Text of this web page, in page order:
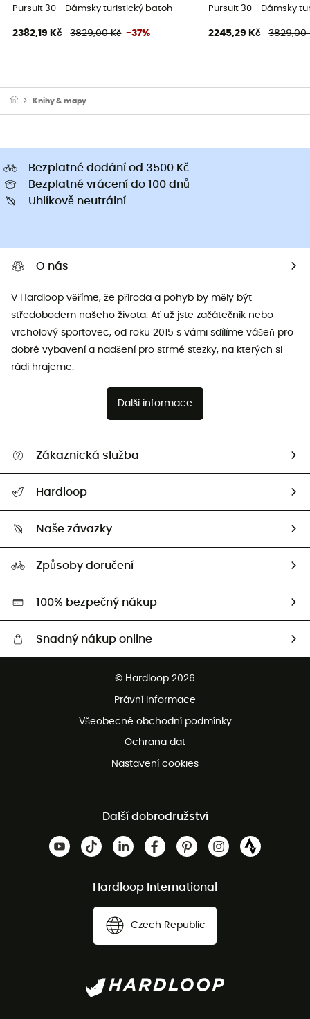
Pursuit 30 - Dámsky turistický batoh
2382,19 Kč 3829,00 Kč -37%
Pursuit 30 - Dámsky
2245,29 Kč 3829,00
Knihy & mapy
Bezplatné dodání od 3500 Kč
Bezplatné vrácení do 100 dnů
Uhlíkově neutrální
O nás
V Hardloop věříme, že příroda a pohyb by měly být
středobodem našeho života. Ať už jste začátečník nebo
vrcholový sportovec, od roku 2015 s vámi sdílíme vášeň pro
dobré vybavení a nadšení pro strmé stezky, na kterých si
rádi hrajeme.
Další informace
Zákaznická služba
Vrácení zboží a peněz
Hardloop
Naši Ambasadoři
Naše závazky
Second hand
Způsoby doručení
100% bezpečný nákup
Snadný nákup online
Bezplatná zákaznická služba
© Hardloop 2026
Právní informace
Všeobecné obchodní podmínky
Ochrana dat
Nastavení cookies
Další dobrodružství
Hardloop International
Czech Republic